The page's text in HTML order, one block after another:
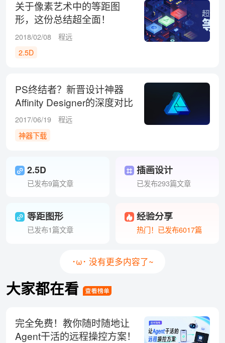
关于像素艺术中的等距图
形，这份总结超全面！
2018/02/08
程远
2.5D
PS终结者？新晋设计神器
Affinity Designer的深度对比
测评（上）
2017/06/19
程远
神器下载
2.5D
已发布9篇文章
插画设计
已发布293篇文章
等距图形
已发布1篇文章
经验分享
热门！已发布6017篇
･ω･ 没有更多内容了~
大家都在看
完全免费！教你随时随地让
Agent干活的远程操控方案！